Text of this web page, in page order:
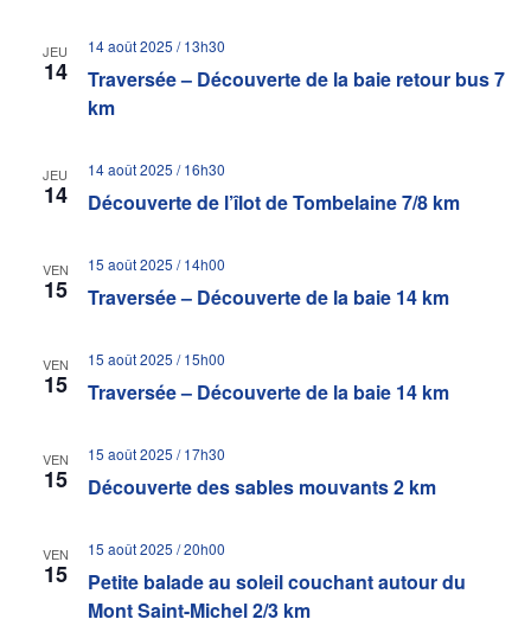
JEU
14
Traversée – Découverte de la baie retour bus 7
km
14 août 2025 / 13h30
JEU
14 Découverte de l’îlot de Tombelaine 7/8 km
14 août 2025 / 16h30
VEN
15 Traversée – Découverte de la baie 14 km
15 août 2025 / 14h00
VEN
15 Traversée – Découverte de la baie 14 km
15 août 2025 / 15h00
VEN
15 Découverte des sables mouvants 2 km
15 août 2025 / 17h30
VEN
15
Petite balade au soleil couchant autour du
Mont Saint-Michel 2/3 km
15 août 2025 / 20h00